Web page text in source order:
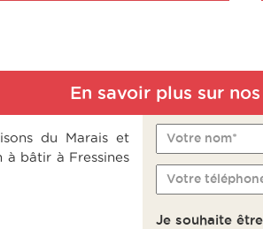
En savoir plus sur
du Marais et
bâtir à Fressines
Votre nom*
Votre
Je souhaite